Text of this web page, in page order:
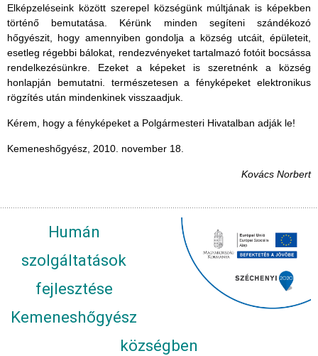
Elképzeléseink között szerepel községünk múltjának is képekben
történő bemutatása. Kérünk minden segíteni szándékozó
hőgyészit, hogy amennyiben gondolja a község utcáit, épületeit,
esetleg régebbi bálokat, rendezvényeket tartalmazó fotóit bocsássa
rendelkezésünkre. Ezeket a képeket is szeretnénk a község
honlapján bemutatni. természetesen a fényképeket elektronikus
rögzítés után mindenkinek visszaadjuk.
Kérem, hogy a fényképeket a Polgármesteri Hivatalban adják le!
Kemeneshőgyész, 2010. november 18.
Kovács Norbert
Humán
szolgáltatások
fejlesztése
Kemeneshőgyész
községben